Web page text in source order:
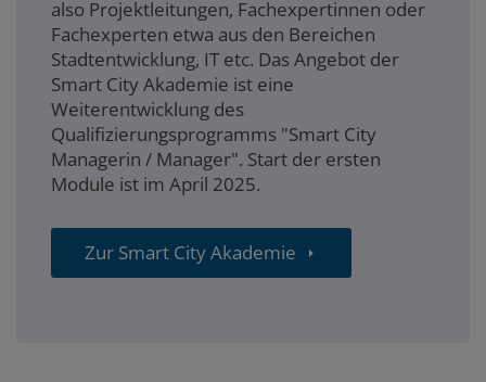
also Projektleitungen, Fachexpertinnen oder
Fachexperten etwa aus den Bereichen
Stadtentwicklung, IT etc. Das Angebot der
Smart City Akademie ist eine
Weiterentwicklung des
Qualifizierungsprogramms "Smart City
Managerin / Manager". Start der ersten
Module ist im April 2025.
Zur Smart City Akademie